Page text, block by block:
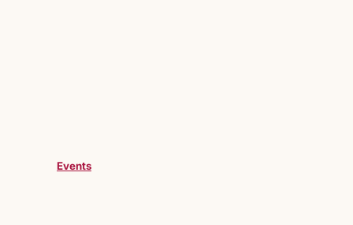
Events